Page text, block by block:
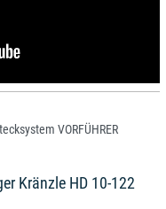
VORFÜHRER
Kränzle HD 10-122